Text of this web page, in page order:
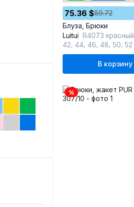
75.36 $89.72
Блуза, Брюки
Luitui R4073 красный
42 44 46 48 50 52
В корзину
%